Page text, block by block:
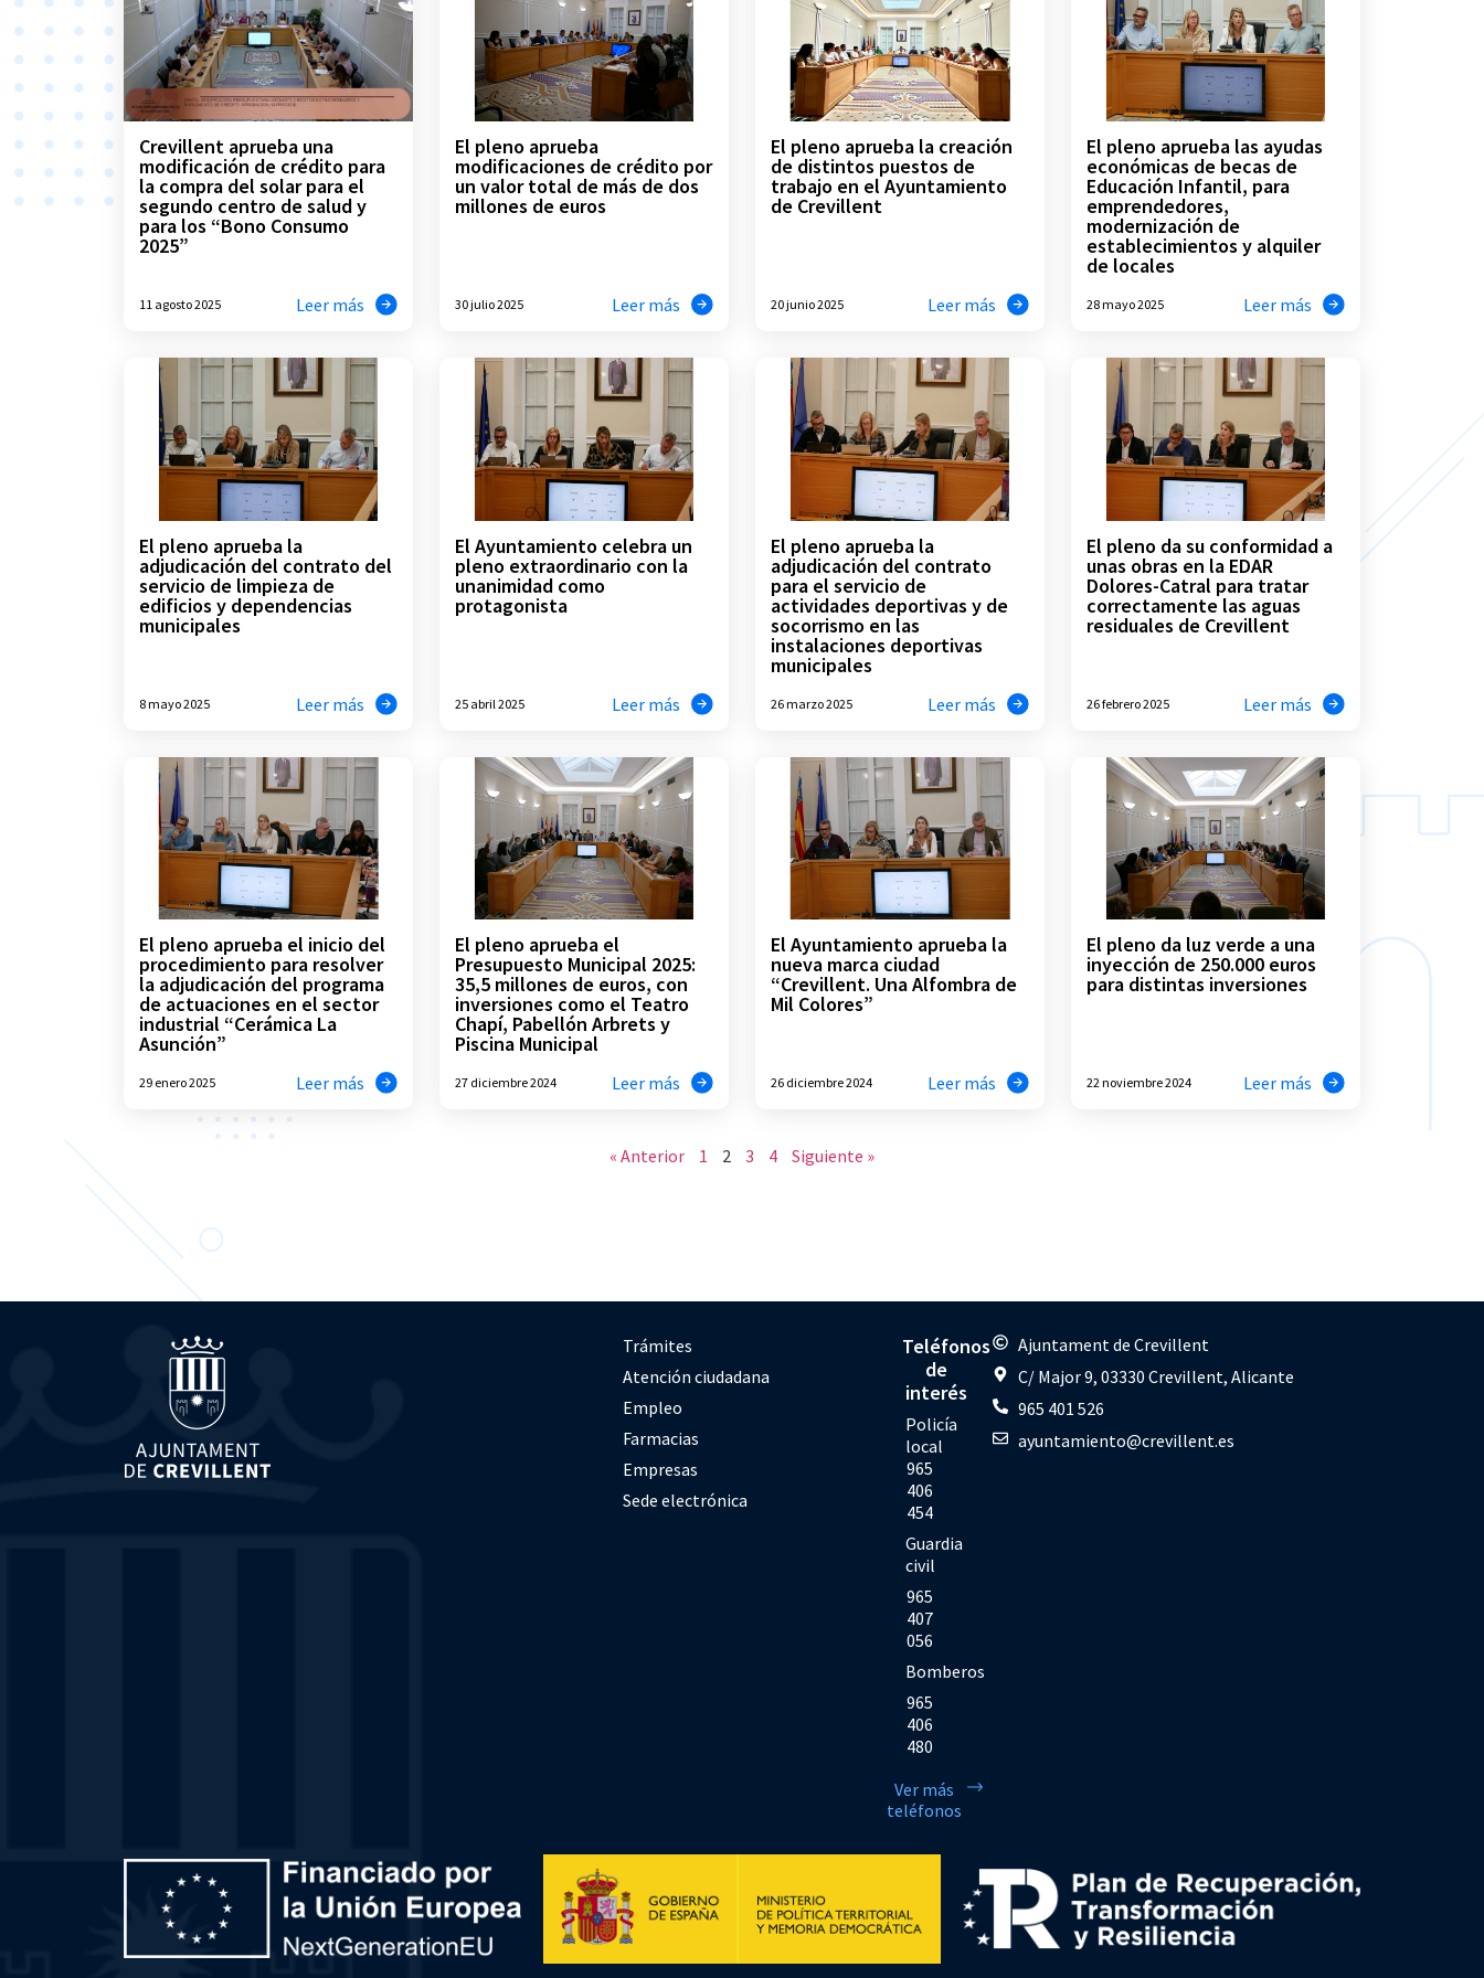
Crevillent aprueba una
modificación de crédito para
la compra del solar para el
segundo centro de salud y
para los “Bono Consumo
2025”
11 agosto 2025 Leer más
El pleno aprueba
modificaciones de crédito por
un valor total de más de dos
millones de euros
30 julio 2025 Leer más
El pleno aprueba la creación
de distintos puestos de
trabajo en el Ayuntamiento
de Crevillent
20 junio 2025 Leer más
El pleno aprueba las ayudas
económicas de becas de
Educación Infantil, para
emprendedores,
modernización de
establecimientos y alquiler
de locales
28 mayo 2025 Leer más
El pleno aprueba la
adjudicación del contrato del
servicio de limpieza de
edificios y dependencias
municipales
8 mayo 2025 Leer más
El Ayuntamiento celebra un
pleno extraordinario con la
unanimidad como
protagonista
25 abril 2025 Leer más
El pleno aprueba la
adjudicación del contrato
para el servicio de
actividades deportivas y de
socorrismo en las
instalaciones deportivas
municipales
26 marzo 2025 Leer más
El pleno da su conformidad a
unas obras en la EDAR
Dolores-Catral para tratar
correctamente las aguas
residuales de Crevillent
26 febrero 2025 Leer más
El pleno aprueba el inicio del
procedimiento para resolver
la adjudicación del programa
de actuaciones en el sector
industrial “Cerámica La
Asunción”
29 enero 2025 Leer más
El pleno aprueba el
Presupuesto Municipal 2025:
35,5 millones de euros, con
inversiones como el Teatro
Chapí, Pabellón Arbrets y
Piscina Municipal
27 diciembre 2024 Leer más
El Ayuntamiento aprueba la
nueva marca ciudad
“Crevillent. Una Alfombra de
Mil Colores”
26 diciembre 2024 Leer más
El pleno da luz verde a una
inyección de 250.000 euros
para distintas inversiones
22 noviembre 2024 Leer más
« Anterior 1 2 3 4 Siguiente »
Trámites
Atención ciudadana
Empleo
Farmacias
Empresas
Sede electrónica
Teléfonos
de
interés
Policía
local
965
406
454
Guardia
civil
965
407
056
Bomberos
965
406
480
Ver más
teléfonos
Ajuntament de Crevillent
C/ Major 9, 03330 Crevillent, Alicante
965 401 526
ayuntamiento@crevillent.es